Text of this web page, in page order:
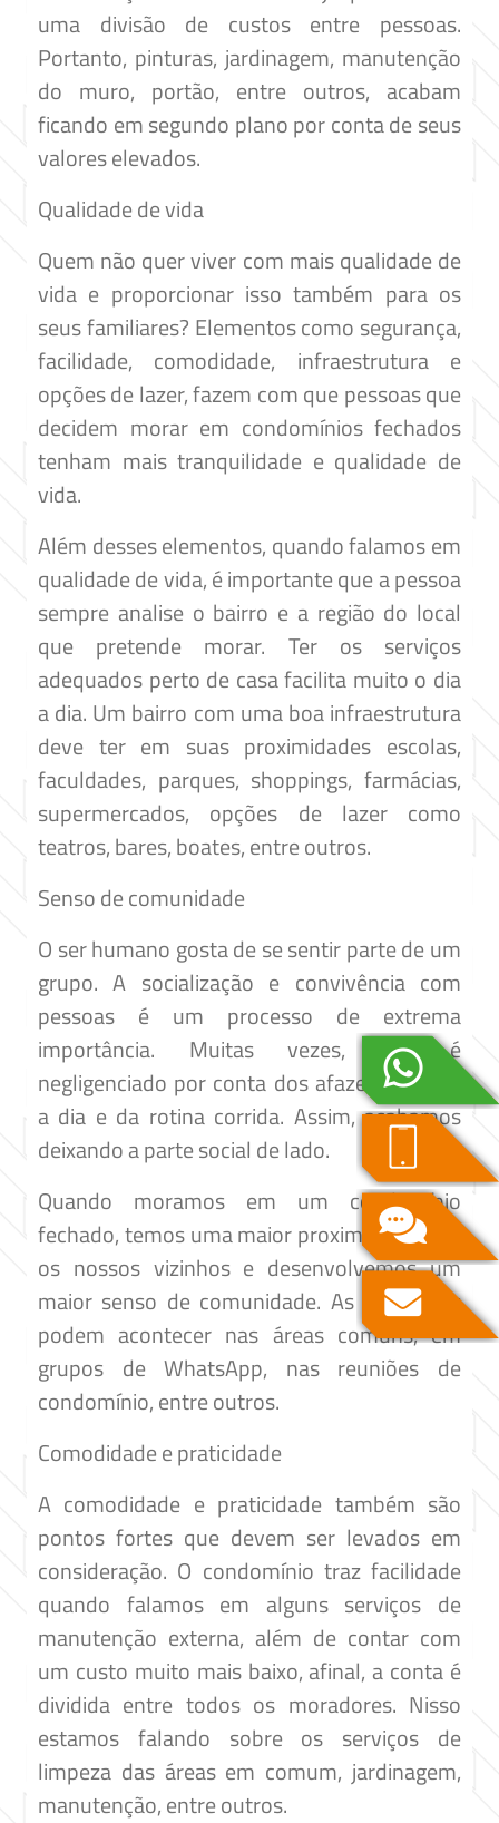
uma divisão de custos entre pessoas.
Portanto, pinturas, jardinagem, manutenção
do muro, portão, entre outros, acabam
ficando em segundo plano por conta de seus
valores elevados.
Qualidade de vida
Quem não quer viver com mais qualidade de
vida e proporcionar isso também para os
seus familiares? Elementos como segurança,
facilidade, comodidade, infraestrutura e
opções de lazer, fazem com que pessoas que
decidem morar em condomínios fechados
tenham mais tranquilidade e qualidade de
vida.
Além desses elementos, quando falamos em
qualidade de vida, é importante que a pessoa
sempre analise o bairro e a região do local
que pretende morar. Ter os serviços
adequados perto de casa facilita muito o dia
a dia. Um bairro com uma boa infraestrutura
deve ter em suas proximidades escolas,
faculdades, parques, shoppings, farmácias,
supermercados, opções de lazer como
teatros, bares, boates, entre outros.
Senso de comunidade
O ser humano gosta de se sentir parte de um
grupo. A socialização e convivência com
pessoas é um processo de extrema
importância. Muitas vezes, isso é
negligenciado por conta dos afazeres do dia
a dia e da rotina corrida. Assim, acabamos
deixando a parte social de lado.
Quando moramos em um condomínio
fechado, temos uma maior proximidade com
os nossos vizinhos e desenvolvemos um
maior senso de comunidade. As interações
podem acontecer nas áreas comuns, em
grupos de WhatsApp, nas reuniões de
condomínio, entre outros.
Comodidade e praticidade
A comodidade e praticidade também são
pontos fortes que devem ser levados em
consideração. O condomínio traz facilidade
quando falamos em alguns serviços de
manutenção externa, além de contar com
um custo muito mais baixo, afinal, a conta é
dividida entre todos os moradores. Nisso
estamos falando sobre os serviços de
limpeza das áreas em comum, jardinagem,
manutenção, entre outros.